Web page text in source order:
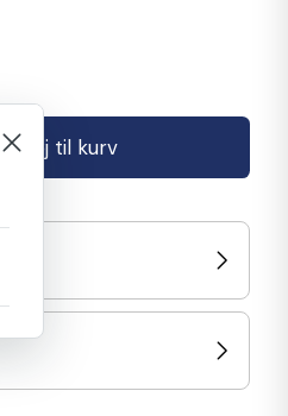
Tilføj til kurv